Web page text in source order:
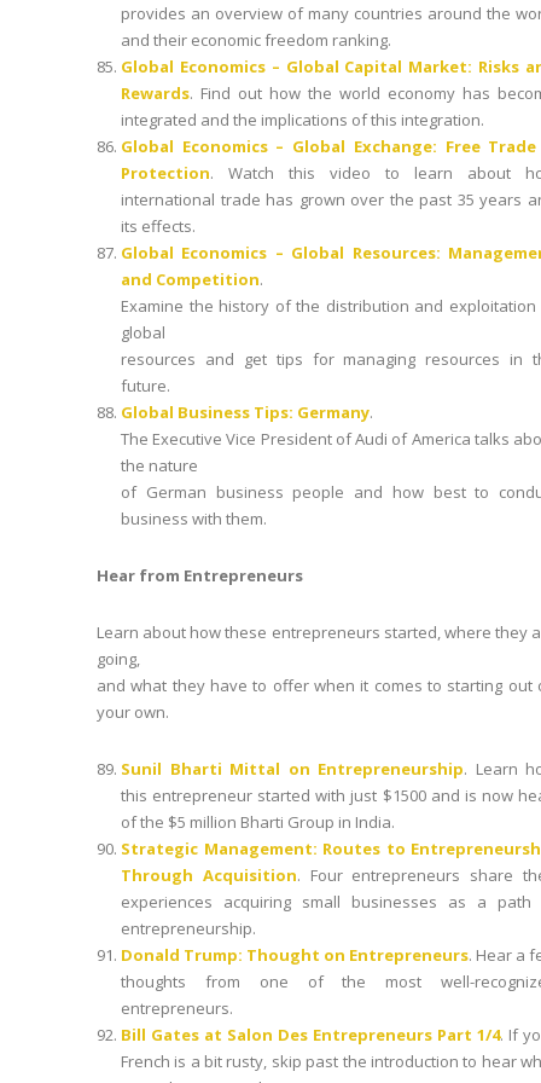
provides an overview of many countries around the
and their economic freedom ranking.
Global Economics – Global Capital Market: Risks
Rewards. Find out how the world economy has
integrated and the implications of this integration.
Global Economics – Global Exchange: Free
Protection. Watch this video to learn about
international trade has grown over the past 35 years
its effects.
Global Economics – Global Resources:
and Competition.
Examine the history of the distribution and
global
resources and get tips for managing resources in
future.
Global Business Tips: Germany.
The Executive Vice President of Audi of America talks
the nature
of German business people and how best to
business with them.
Hear from Entrepreneurs
Learn about how these entrepreneurs started, where they
going,
and what they have to offer when it comes to starting out
your own.
Sunil Bharti Mittal on Entrepreneurship. Learn
this entrepreneur started with just $1500 and is now
of the $5 million Bharti Group in India.
Strategic Management: Routes to
Through Acquisition. Four entrepreneurs share
experiences acquiring small businesses as a path
entrepreneurship.
Donald Trump: Thought on Entrepreneurs. Hear a
thoughts from one of the most well-
entrepreneurs.
Bill Gates at Salon Des Entrepreneurs Part 1/4. If
French is a bit rusty, skip past the introduction to hear